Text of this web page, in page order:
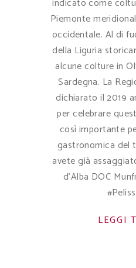
Piemonte
occidentale. Al di
della Liguria
alcune colture in
Sardegna. La
dichiarato il 2019
per celebrare
così importante
gastronomica del
avete già
d'Alba DOC
LEGGI